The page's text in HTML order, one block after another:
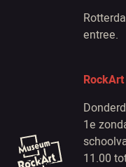
entree.
1e
11.00